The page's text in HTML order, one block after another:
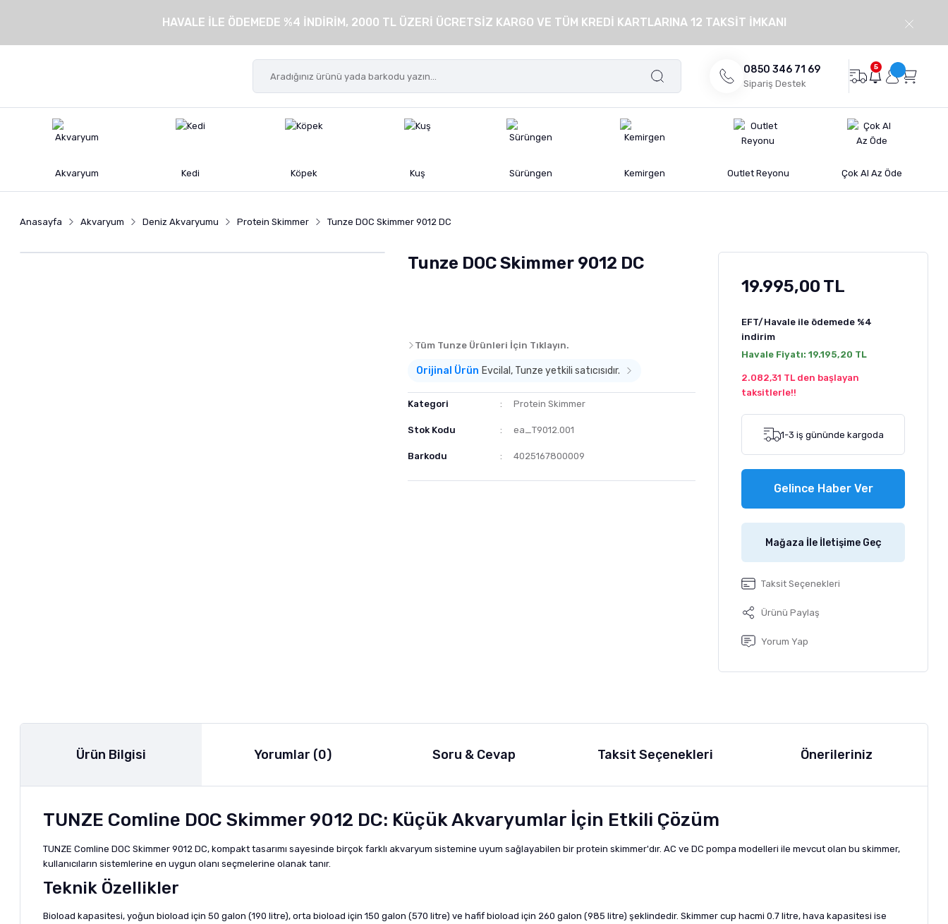
HAVALE İLE ÖDEMEDE %4 İNDİRİM, 2000 TL ÜZERİ ÜCRETSİZ KARGO VE TÜM KREDİ KARTLARINA 12 TAKSİT İMKANI
0850 346 71 69
Sipariş Destek
5
Akvaryum Kedi Köpek Kuş Sürüngen Kemirgen Outlet Reyonu Çok Al Az Öde
Anasayfa Akvaryum Deniz Akvaryumu Protein Skimmer Tunze DOC Skimmer 9012 DC
Tunze DOC Skimmer 9012 DC
Tüm Tunze Ürünleri İçin Tıklayın.
Orijinal Ürün Evcilal, Tunze yetkili satıcısıdır.
Kategori Protein Skimmer
Stok Kodu ea_T9012.001
Barkodu 4025167800009
19.995,00 TL
EFT/Havale ile ödemede %4
indirim
Havale Fiyatı: 19.195,20 TL
2.082,31 TL den başlayan
taksitlerle!!
1-3 iş gününde kargoda
Gelince Haber Ver
Mağaza İle İletişime Geç
Taksit Seçenekleri
Ürünü Paylaş
Yorum Yap
Ürün Bilgisi Yorumlar (0) Soru & Cevap Taksit Seçenekleri Önerileriniz
TUNZE Comline DOC Skimmer 9012 DC: Küçük Akvaryumlar İçin Etkili Çözüm
TUNZE Comline DOC Skimmer 9012 DC, kompakt tasarımı sayesinde birçok farklı akvaryum sistemine uyum sağlayabilen bir protein skimmer'dır. AC ve DC pompa modelleri ile mevcut olan bu skimmer,
kullanıcıların sistemlerine en uygun olanı seçmelerine olanak tanır.
Teknik Özellikler
Bioload kapasitesi, yoğun bioload için 50 galon (190 litre), orta bioload için 150 galon (570 litre) ve hafif bioload için 260 galon (985 litre) şeklindedir. Skimmer cup hacmi 0.7 litre, hava kapasitesi ise